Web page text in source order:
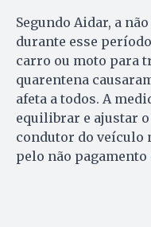
Segundo Aidar, a
durante esse
carro ou moto para
quarentena
afeta a todos. A
equilibrar e ajustar
condutor do veículo
pelo não